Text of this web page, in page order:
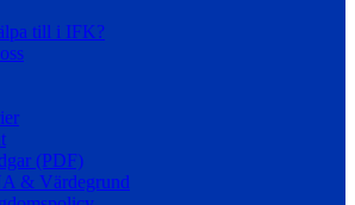
till i IFK?
(PDF)
& Värdegrund